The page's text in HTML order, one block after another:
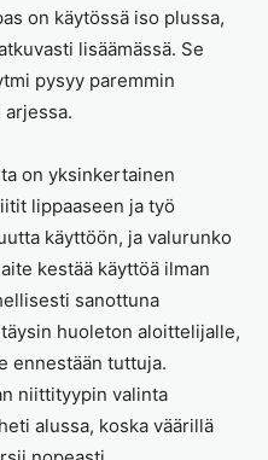
on käytössä iso plussa,
lisäämässä. Se
pysyy paremmin
arjessa.
on yksinkertainen
lippaaseen ja työ
käyttöön, ja valurunko
kestää käyttöä ilman
sanottuna
huoleton aloittelijalle,
ennestään tuttuja.
niittityypin valinta
alussa, koska väärillä